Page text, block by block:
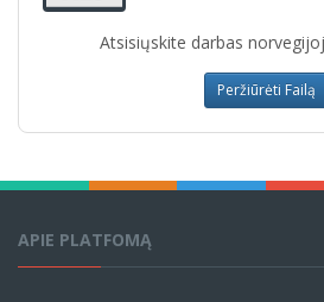
Atsisiųskite darbas
Peržiūrėti Failą
APIE PLATFOMĄ